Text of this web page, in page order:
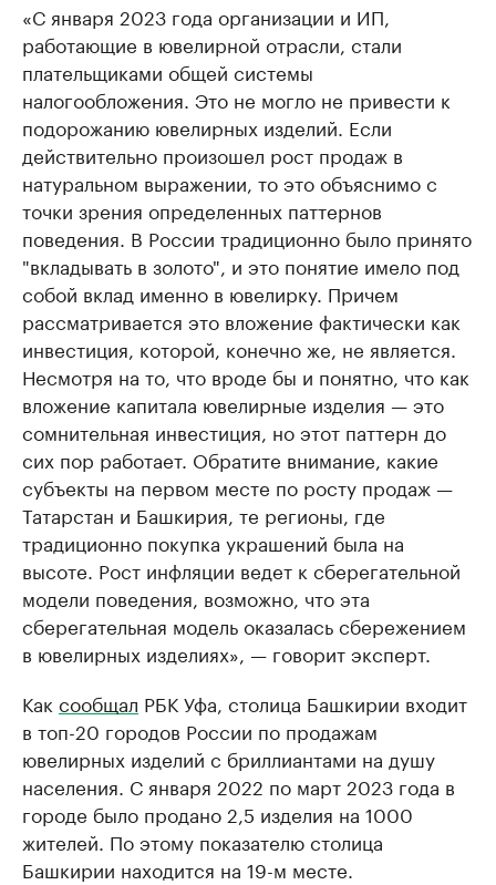
«С января 2023 года организации и ИП,
работающие в ювелирной отрасли, стали
плательщиками общей системы
налогообложения. Это не могло не привести к
подорожанию ювелирных изделий. Если
действительно произошел рост продаж в
натуральном выражении, то это объяснимо с
точки зрения определенных паттернов
поведения. В России традиционно было принято
"вкладывать в золото", и это понятие имело под
собой вклад именно в ювелирку. Причем
рассматривается это вложение фактически как
инвестиция, которой, конечно же, не является.
Несмотря на то, что вроде бы и понятно, что как
вложение капитала ювелирные изделия — это
сомнительная инвестиция, но этот паттерн до
сих пор работает. Обратите внимание, какие
субъекты на первом месте по росту продаж —
Татарстан и Башкирия, те регионы, где
традиционно покупка украшений была на
высоте. Рост инфляции ведет к сберегательной
модели поведения, возможно, что эта
сберегательная модель оказалась сбережением
в ювелирных изделиях», — говорит эксперт.
Как сообщал РБК Уфа, столица Башкирии входит
в топ-20 городов России по продажам
ювелирных изделий с бриллиантами на душу
населения. С января 2022 по март 2023 года в
городе было продано 2,5 изделия на 1000
жителей. По этому показателю столица
Башкирии находится на 19-м месте.